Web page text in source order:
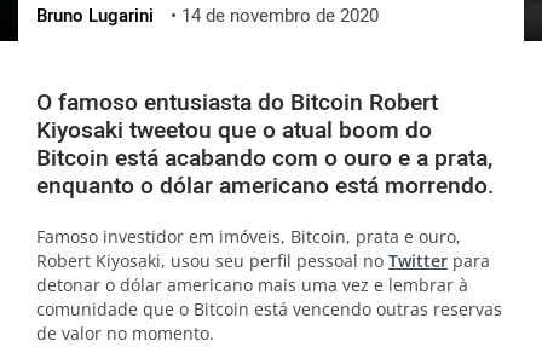
ქართული
Bruno Lugarini • 14 de novembro de 2020
O famoso entusiasta do Bitcoin Robert
Kiyosaki tweetou que o atual boom do
Bitcoin está acabando com o ouro e a prata,
enquanto o dólar americano está morrendo.
Famoso investidor em imóveis, Bitcoin, prata e ouro,
Robert Kiyosaki, usou seu perfil pessoal no Twitter para
detonar o dólar americano mais uma vez e lembrar à
comunidade que o Bitcoin está vencendo outras reservas
de valor no momento.